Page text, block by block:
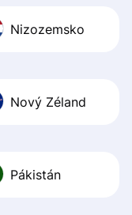
Nizozemsko
Nový Zéland
Pákistán